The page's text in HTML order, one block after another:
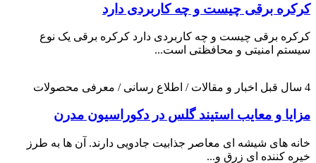
کرکره برقی چیست و چه کاربردی دارد
کرکره برقی چیست و چه کاربردی دارد کرکره برقی یک نوع
سیستم امنیتی و محافظتی است...
4 سال قبل اخبار و مقالات / اطلاع رسانی / معرفی محصولات
مزایا و معایب استیند گلس در دکوراسیون مدرن
خانه های شیشه ای معاصر جذابیت جادویی دارند. آن ها به طرز
خیره کننده ای زرق و...